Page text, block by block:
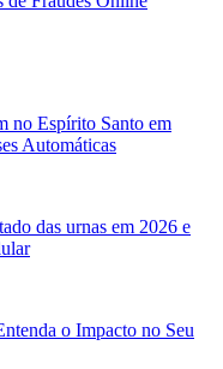
no Espírito Santo em
Automáticas
das urnas em 2026 e
o Impacto no Seu